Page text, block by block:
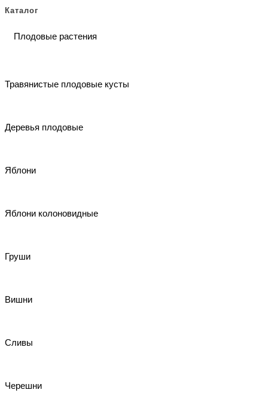
Каталог
Плодовые растения
Травянистые плодовые кусты
Деревья плодовые
Яблони
Яблони колоновидные
Груши
Вишни
Сливы
Черешни